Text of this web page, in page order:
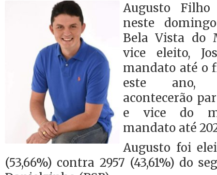
Augusto
neste
Bela Vista do
vice eleito,
mandato até o
este ano,
acontecerão
e vice do
mandato até
Augusto foi
(53,66%) contra 2957 (43,61%) do